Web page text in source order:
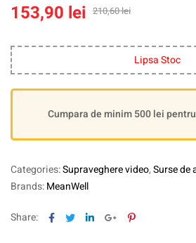
210,60lei
153,90 lei
Lipsa Stoc
Cumpara de minim 500 lei
Categories:Supraveghere video,Surse de
Brands:MeanWell
Share: Facebook
TwitterLinkedinGoogle+Pinterest